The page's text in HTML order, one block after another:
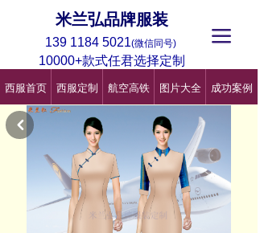
米兰弘品牌服装
西服首页 西服定制 航空高铁 图片大全 成功案例
끀
139 1184 5021(微信同号)
10000+款式任君选择定制
낒